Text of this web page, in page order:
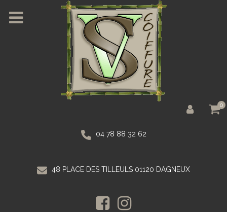
0
04 78 88 32 62
48 PLACE DES TILLEULS 01120 DAGNEUX